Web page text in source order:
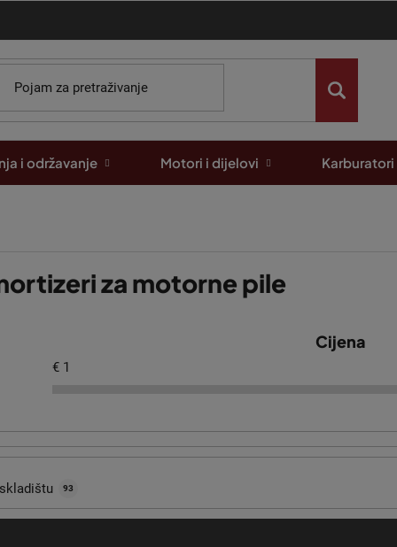
i održavanje Motori i dijelovi Karburatori
za motorne pile
Cijena
€ 1
93